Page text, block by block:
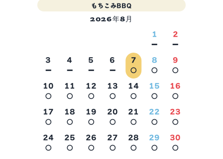
もちこみBBQ
2026年8月
1
－
2
－
3
－
4
－
5
－
6
－
7
○
8
○
9
○
10
○
11
○
12
○
13
○
14
○
15
○
16
○
17
○
18
○
19
○
20
○
21
○
22
○
23
○
24
○
25
○
26
○
27
○
28
○
29
○
30
○
2026年9月